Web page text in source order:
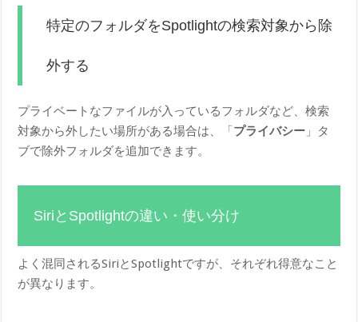
特定のフォルダをSpotlightの検索対象から除
外する
プライベートなファイルが入っているフォルダなど、検索
対象から外したい場所がある場合は、「プライバシー 」タ
ブで除外フォルダを追加できます。
SiriとSpotlightの違い・使い分け
よく混同されるSiriとSpotlightですが、それぞれ得意なこと
が異なります。